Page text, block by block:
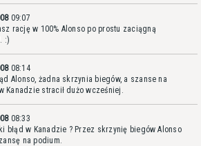
09:07
rację w 100% Alonso po prostu zaciągną
:)
08:14
Alonso, żadna skrzynia biegów, a szanse na
Kanadzie stracił dużo wcześniej.
08:33
błąd w Kanadzie ? Przez skrzynię biegów Alonso
na podium.